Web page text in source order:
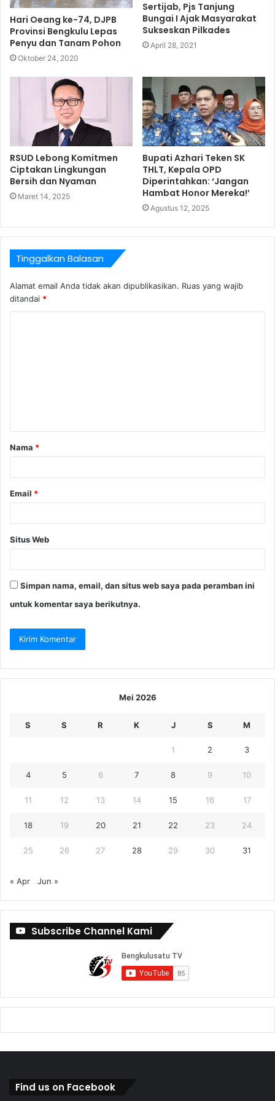
Hari Oeang ke-74, DJPB
Provinsi Bengkulu Lepas
Penyu dan Tanam Pohon
Oktober 24, 2020
Sertijab, Pjs Tanjung
Bungai I Ajak Masyarakat
Sukseskan Pilkades
April 28, 2021
RSUD Lebong Komitmen
Ciptakan Lingkungan
Bersih dan Nyaman
Maret 14, 2025
Bupati Azhari Teken SK
THLT, Kepala OPD
Diperintahkan: ‘Jangan
Hambat Honor Mereka!’
Agustus 12, 2025
Tinggalkan Balasan
Alamat email Anda tidak akan dipublikasikan. Ruas yang wajib
ditandai *
Nama *
Email *
Situs Web
Simpan nama, email, dan situs web saya pada peramban ini
untuk komentar saya berikutnya.
Mei 2026
S S R K J S M
1 2 3
4 5 6 7 8 9 10
11 12 13 14 15 16 17
18 19 20 21 22 23 24
25 26 27 28 29 30 31
« Apr Jun »
Subscribe Channel Kami
Find us on Facebook